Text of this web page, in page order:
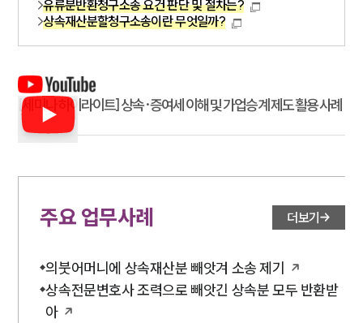
유류분반환청구소송 요건 판단 및 절차는?
상속재산분할청구소송이란 무엇일까?
[세미나 하이라이트] 상속·증여세 이해 및 가업승계 제도 활용 사례
주요 업무사례 더보기
의붓어머니에 상속재산분 빼앗겨 소송 제기
상속전문변호사 조력으로 빼앗긴 상속분 모두 반환받
아